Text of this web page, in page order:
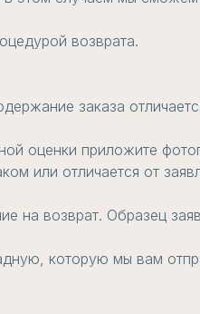
возврата.
заказа
оценки приложите
или отличается от
на возврат. Образец
которую мы вам